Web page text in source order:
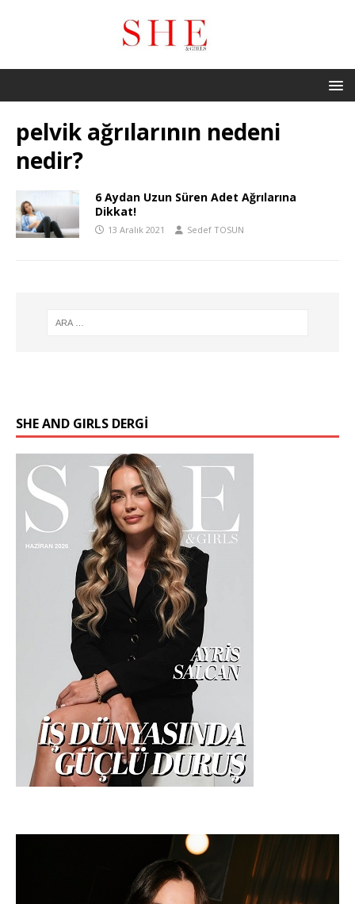
pelvik ağrılarının nedeni
nedir?
6 Aydan Uzun Süren Adet Ağrılarına
Dikkat!
13 Aralık 2021 Sedef TOSUN
SHE AND GIRLS DERGİ